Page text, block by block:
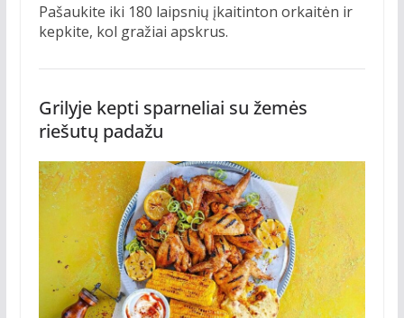
Pašaukite iki 180 laipsnių įkaitinton orkaitėn ir
kepkite, kol gražiai apskrus.
Grilyje kepti sparneliai su žemės
riešutų padažu